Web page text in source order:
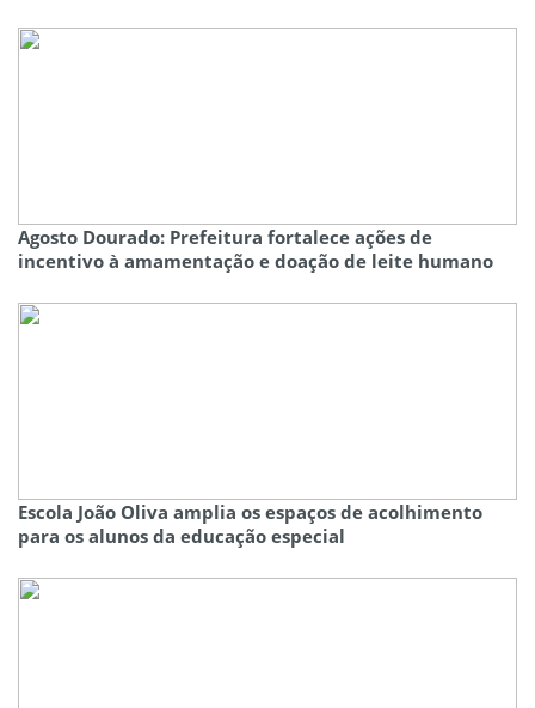
Agosto Dourado: Prefeitura fortalece ações de
incentivo à amamentação e doação de leite humano
Escola João Oliva amplia os espaços de acolhimento
para os alunos da educação especial